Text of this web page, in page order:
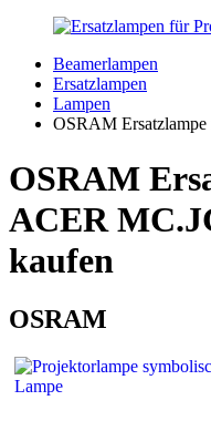
Beamerlampen
Ersatzlampen
Lampen
OSRAM
OSRAM
ACER
kaufen
OSRAM